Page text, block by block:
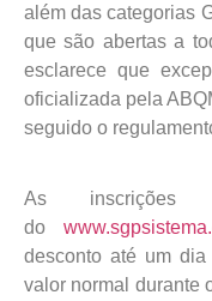
além das categorias
que são abertas a
esclarece que
oficializada pela
seguido o
As inscrições
do
desconto até um
valor normal durante